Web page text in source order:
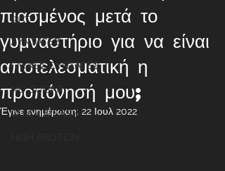
gym
ΣΥΝΤΑΓΕΣ
ΓΛΥΚΕΣ ΣΥΝΤΑΓΕΣ
NO SUGAR
QUICK & EASY
πιασμένος μετά το
γυμναστήριο για να είναι
αποτελεσματική η
προπόνησή μου;
Έγινε ενημέρωση: 22 Ιουλ 2022